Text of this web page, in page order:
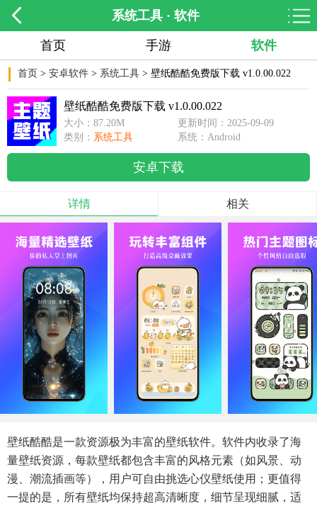
系统工具 · 软件
首页 手游 软件
首页 > 安卓软件 > 系统工具 > 壁纸酷酷免费版下载 v1.0.00.022
壁纸酷酷免费版下载 v1.0.00.022
大小：87.20M
更新时间：2025-09-09
14:45:12
类别： 系统工具 系统：Android
安卓下载
详情 相关
壁纸酷酷是一款资源极为丰富的壁纸软件。软件内收录了海
量壁纸资源，每款壁纸都包含丰富的风格元素（如风景、动
漫、潮流插画等），用户可自由挑选心仪壁纸使用；更值得
一提的是，所有壁纸均保持超高清晰度，细节呈现细腻，适